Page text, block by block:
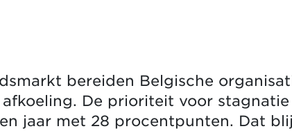
bereiden Belgische
De prioriteit voor stagnatie
jaar met 28 procentpunten. Dat